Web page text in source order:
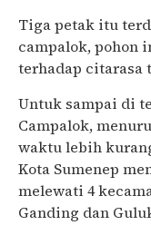
Tiga petak itu
campalok, pohon
terhadap citarasa
Untuk sampai di
Campalok,
waktu lebih
Kota Sumenep
melewati 4
Ganding dan